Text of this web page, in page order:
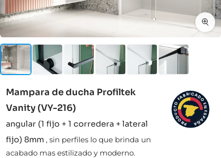
Mampara de ducha Profiltek
Vanity (VY-216)
angular (1 fijo + 1 corredera + lateral
fijo) 8mm , sin perfiles lo que brinda un
acabado mas estilizado y moderno.
P
R
O
D
U
C
T
O
FABRICADO
E
N
E
S
P
A
Ñ
A